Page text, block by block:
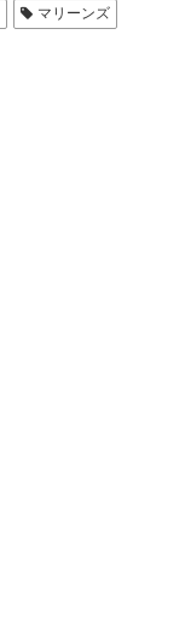
マリーンズ